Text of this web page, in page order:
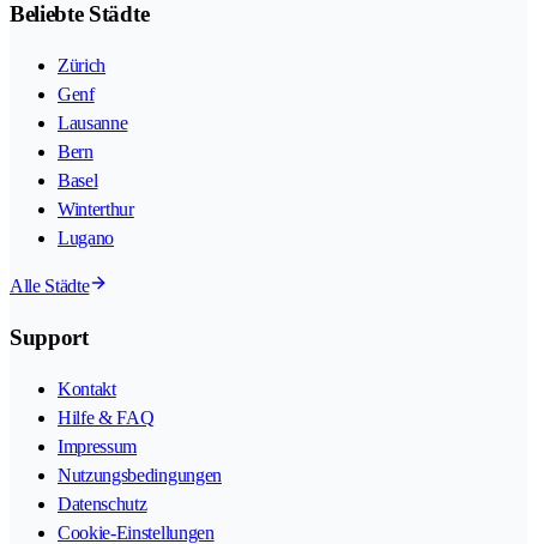
Beliebte Städte
Zürich
Genf
Lausanne
Bern
Basel
Winterthur
Lugano
Alle Städte
Support
Kontakt
Hilfe & FAQ
Impressum
Nutzungsbedingungen
Datenschutz
Cookie-Einstellungen